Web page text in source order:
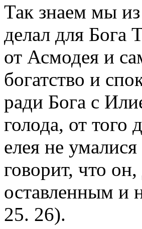
Так знаем мы
делал для Бога
от Асмодея и
богатство и
ради Бога с
голода, от того
елея не
говорит, что
оставленным и
25. 26).